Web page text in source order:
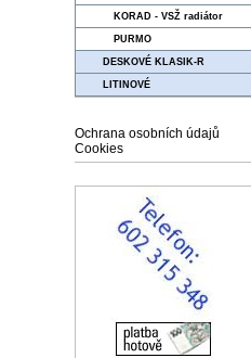
KORAD - VSŽ radiátor
PURMO
DESKOVÉ KLASIK-R
LITINOVÉ
Ochrana osobních údajů
Cookies